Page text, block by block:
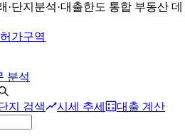
·단지분석·대출한도 통합 부동산 데
가구역
분석
지 검색 시세 추세
대출 계산